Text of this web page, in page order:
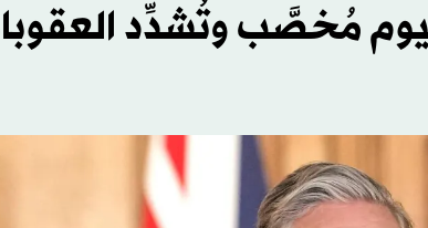
مُخصَّب وتُشدِّد